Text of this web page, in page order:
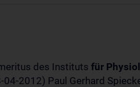
des Instituts für
2012) Paul Gerhard